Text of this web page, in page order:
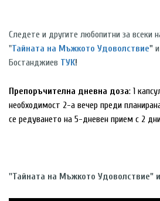
Следете и другите любопитни за всеки
"Тайната на Мъжкото Удоволствие"
Бостанджиев ТУК!
Препоръчителна дневна доза: 1
необходимост 2-а вечер преди
се редуването на 5-дневен прием с 2
''Тайната на Мъжкото Удоволствие"